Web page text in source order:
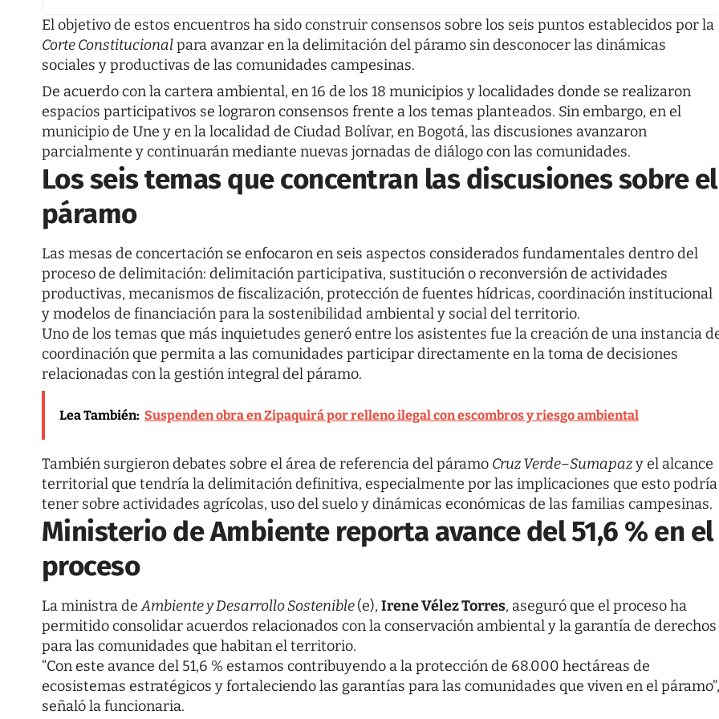
El objetivo de estos encuentros ha sido construir consensos sobre los seis puntos establecidos por la
Corte Constitucionalpara avanzar en la delimitación del páramo sin desconocer las dinámicas
sociales y productivas de las comunidades campesinas.
De acuerdo con la cartera ambiental, en 16 de los 18 municipios y localidades donde se realizaron
espacios participativos se lograron consensos frente a los temas planteados. Sin embargo, en el
municipio de Une y en la localidad de Ciudad Bolívar, en Bogotá, las discusiones avanzaron
parcialmente y continuarán mediante nuevas jornadas de diálogo con las comunidades.
Los seis temas que concentran las discusiones sobre el
páramo
Las mesas de concertación se enfocaron en seis aspectos considerados fundamentales dentro del
proceso de delimitación: delimitación participativa, sustitución o reconversión de actividades
productivas, mecanismos de fiscalización, protección de fuentes hídricas, coordinación institucional
y modelos de financiación para la sostenibilidad ambiental y social del territorio.
Uno de los temas que más inquietudes generó entre los asistentes fue la creación de una instancia
coordinación que permita a las comunidades participar directamente en la toma de decisiones
relacionadas con la gestión integral del páramo.
Lea También: Suspenden obra en Zipaquirá por relleno ilegal con escombros y riesgo ambiental
También surgieron debates sobre el área de referencia del páramo Cruz Verde–Sumapazy el alcance
territorial que tendría la delimitación definitiva, especialmente por las implicaciones que esto podría
tener sobre actividades agrícolas, uso del suelo y dinámicas económicas de las familias campesinas.
Ministerio de Ambiente reporta avance del 51,6 % en el
proceso
La ministra deAmbiente y Desarrollo Sostenible(e), Irene Vélez Torres, aseguró que el proceso ha
permitido consolidar acuerdos relacionados con la conservación ambiental y la garantía de derechos
para las comunidades que habitan el territorio.
“Con este avance del 51,6 % estamos contribuyendo a la protección de 68.000 hectáreas de
ecosistemas estratégicos y fortaleciendo las garantías para las comunidades que viven en el páramo”,
señaló la funcionaria.